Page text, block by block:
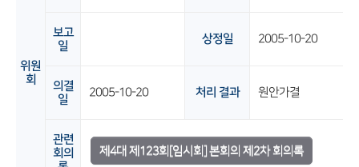
위원
회
보고
일
상정일 2005-10-20
의결
일
2005-10-20 처리 결과 원안가결
관련
회의
제4대 제123회[임시회] 본회의 제2차 회의록